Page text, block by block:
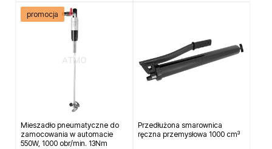
Mieszadło pneumatyczne do
zamocowania w automacie
550W, 1000 obr/min. 13Nm
promocja
Przedłużona smarownica
ręczna przemysłowa 1000 cm³